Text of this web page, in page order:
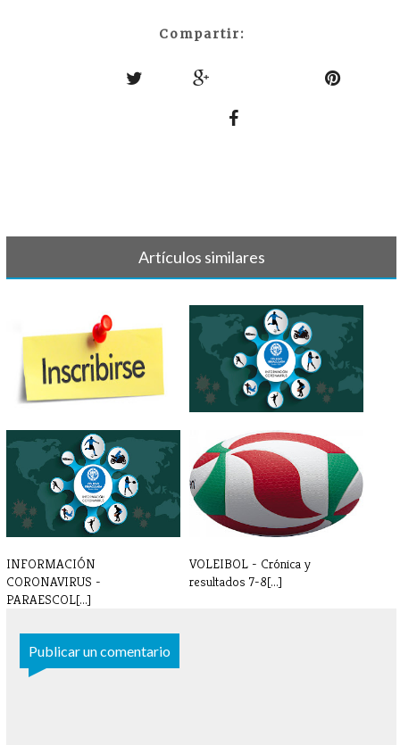
Compartir:
Artículos similares
INSCRIPCIONES
PARAESCOLARES 2022 - [...]
IMPORTANTE - SUSPENSIÓN
ACTIVIDADES[...]
INFORMACIÓN
CORONAVIRUS -
PARAESCOL[...]
VOLEIBOL - Crónica y
resultados 7-8[...]
Publicar un comentario